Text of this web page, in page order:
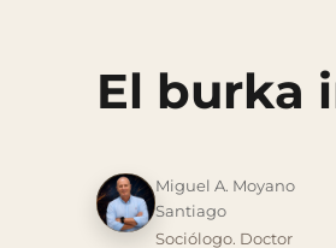
El burka
Autor